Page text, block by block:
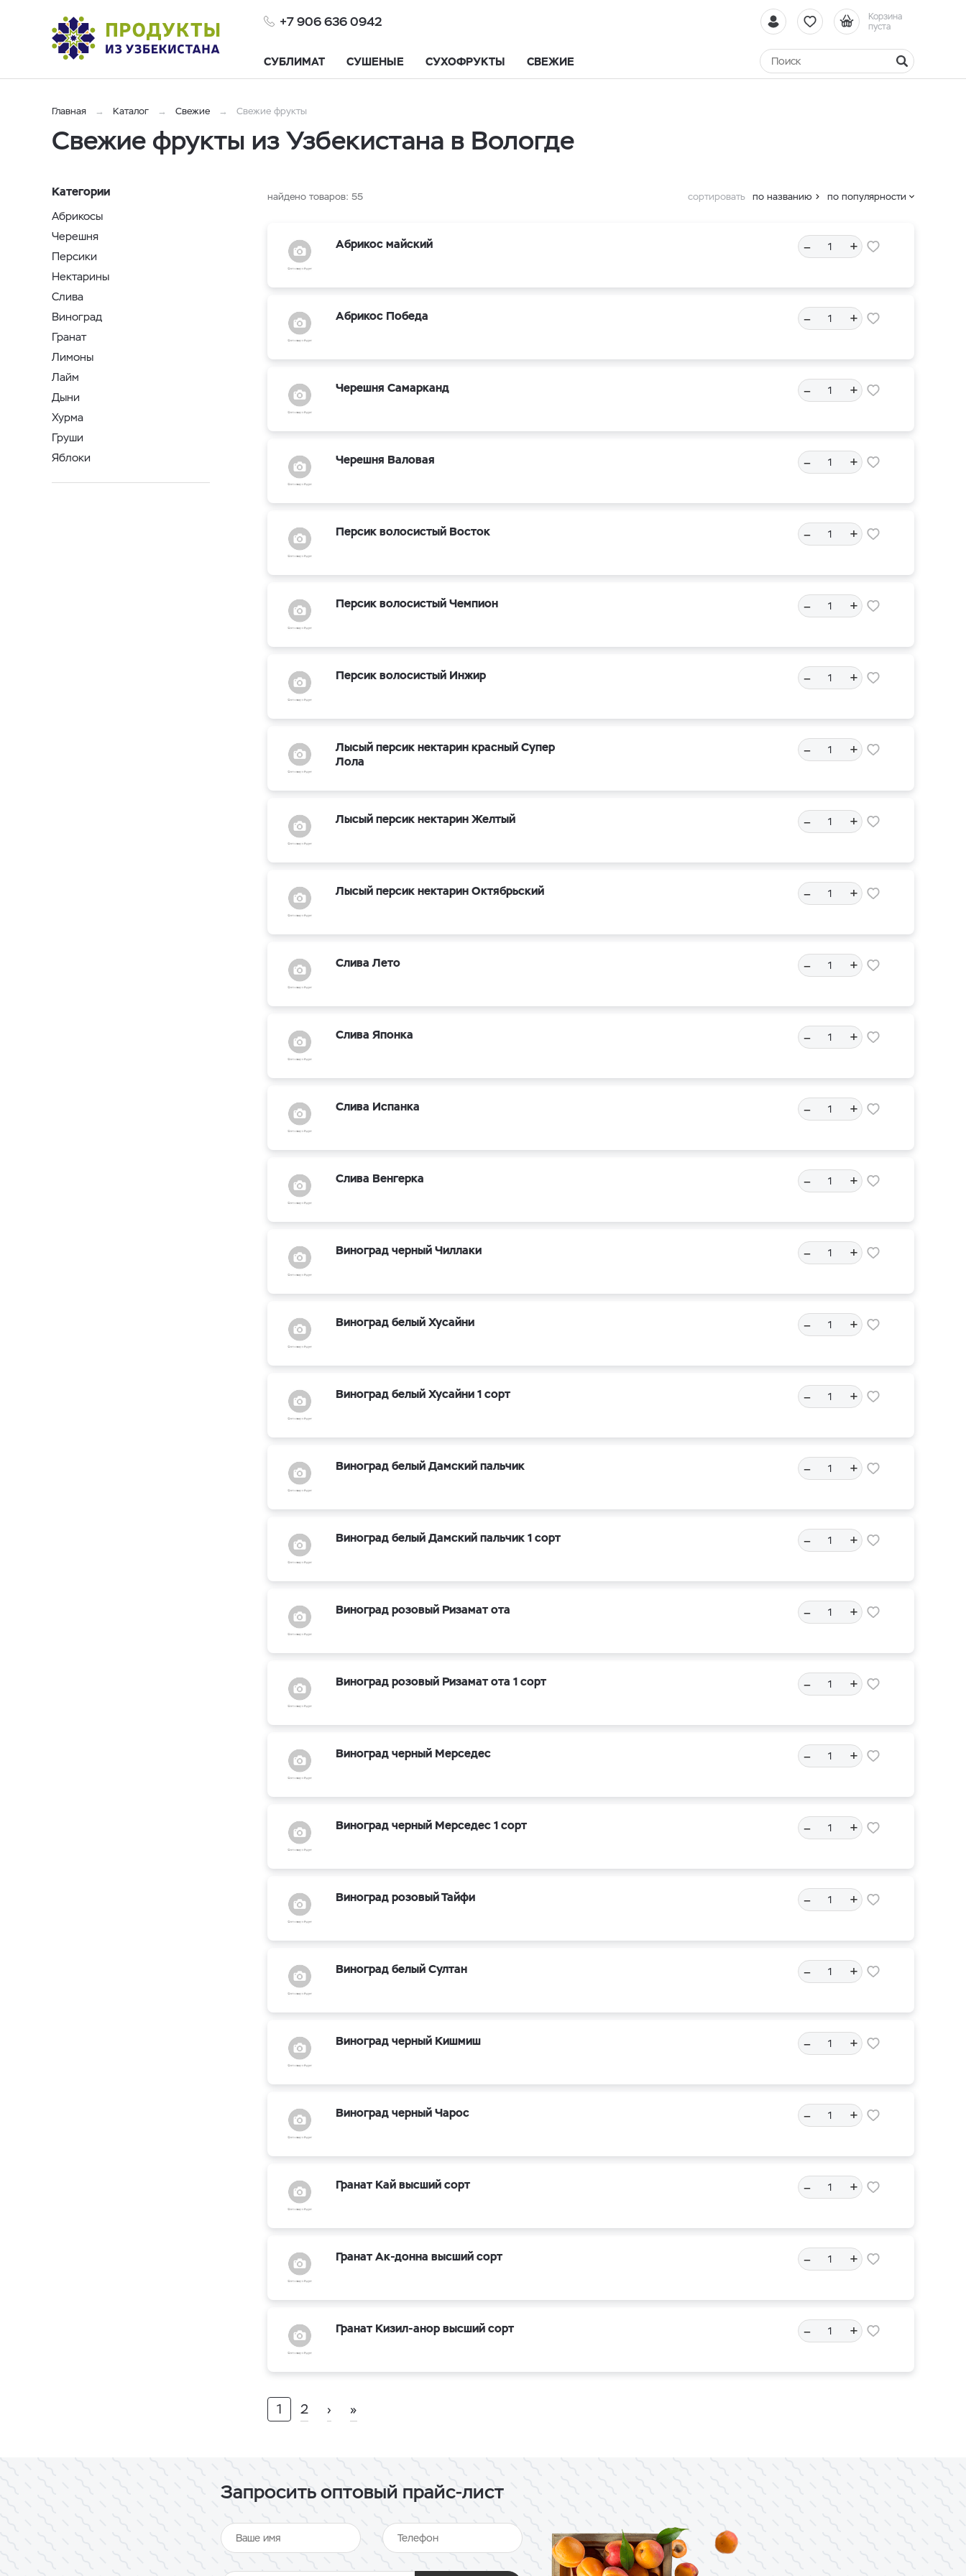
+7 906 636 0942
Корзина
пуста
СУБЛИМАТ СУШЕНЫЕ СУХОФРУКТЫ СВЕЖИЕ
Главная Каталог Свежие Свежие фрукты
Свежие фрукты из Узбекистана в Вологде
Категории
Абрикосы
Черешня
Персики
Нектарины
Слива
Виноград
Гранат
Лимоны
Лайм
Дыни
Хурма
Груши
Яблоки
найдено товаров: 55 сортировать по названию по популярности
Абрикос майский – +
Абрикос Победа – +
Черешня Самарканд – +
Черешня Валовая – +
Персик волосистый Восток – +
Персик волосистый Чемпион – +
Персик волосистый Инжир – +
Лысый персик нектарин красный Супер
Лола
– +
Лысый персик нектарин Желтый – +
Лысый персик нектарин Октябрьский – +
Слива Лето – +
Слива Японка – +
Слива Испанка – +
Слива Венгерка – +
Виноград черный Чиллаки – +
Виноград белый Хусайни – +
Виноград белый Хусайни 1 сорт – +
Виноград белый Дамский пальчик – +
Виноград белый Дамский пальчик 1 сорт – +
Виноград розовый Ризамат ота – +
Виноград розовый Ризамат ота 1 сорт – +
Виноград черный Мерседес – +
Виноград черный Мерседес 1 сорт – +
Виноград розовый Тайфи – +
Виноград белый Султан – +
Виноград черный Кишмиш – +
Виноград черный Чарос – +
Гранат Кай высший сорт – +
Гранат Ак-донна высший сорт – +
Гранат Кизил-анор высший сорт – +
1 2 › »
Запросить оптовый прайс-лист